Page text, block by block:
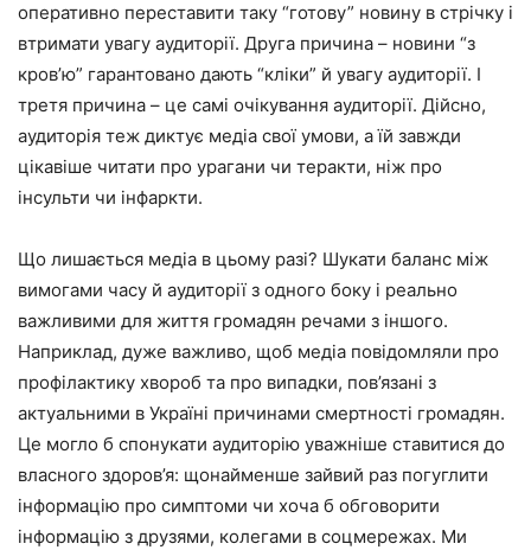
оперативно переставити таку “готову” новину в стрічку і
втримати увагу аудиторії. Друга причина – новини “з
кров’ю” гарантовано дають “кліки” й увагу аудиторії. І
третя причина – це самі очікування аудиторії. Дійсно,
аудиторія теж диктує медіа свої умови, а їй завжди
цікавіше читати про урагани чи теракти, ніж про
інсульти чи інфаркти.
Що лишається медіа в цьому разі? Шукати баланс між
вимогами часу й аудиторії з одного боку і реально
важливими для життя громадян речами з іншого.
Наприклад, дуже важливо, щоб медіа повідомляли про
профілактику хвороб та про випадки, пов’язані з
актуальними в Україні причинами смертності громадян.
Це могло б спонукати аудиторію уважніше ставитися до
власного здоров’я: щонайменше зайвий раз погуглити
інформацію про симптоми чи хоча б обговорити
інформацію з друзями, колегами в соцмережах. Ми